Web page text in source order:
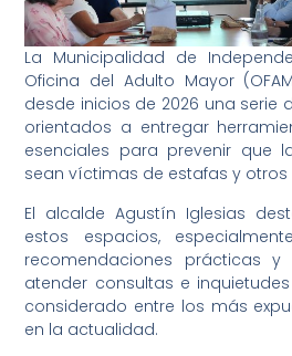
La Municipalidad de
Oficina del Adulto Mayor
desde inicios de 2026 una serie
orientados a entregar
esenciales para prevenir que
sean víctimas de estafas y otros
El alcalde Agustín Iglesias
estos espacios,
recomendaciones prácticas
atender consultas e
considerado entre los más
en la actualidad.